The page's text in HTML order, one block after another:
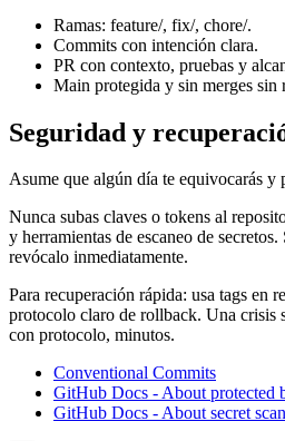
Ramas: feature/, fix/, chore/.
Commits con intención clara.
PR con contexto, pruebas y
Main protegida y sin merges sin
Seguridad y
Asume que algún día te equivocarás y
Nunca subas claves o tokens al
y herramientas de escaneo de
revócalo inmediatamente.
Para recuperación rápida: usa tags en
protocolo claro de rollback. Una crisis
con protocolo, minutos.
Conventional Commits
GitHub Docs - About protected
GitHub Docs - About secret